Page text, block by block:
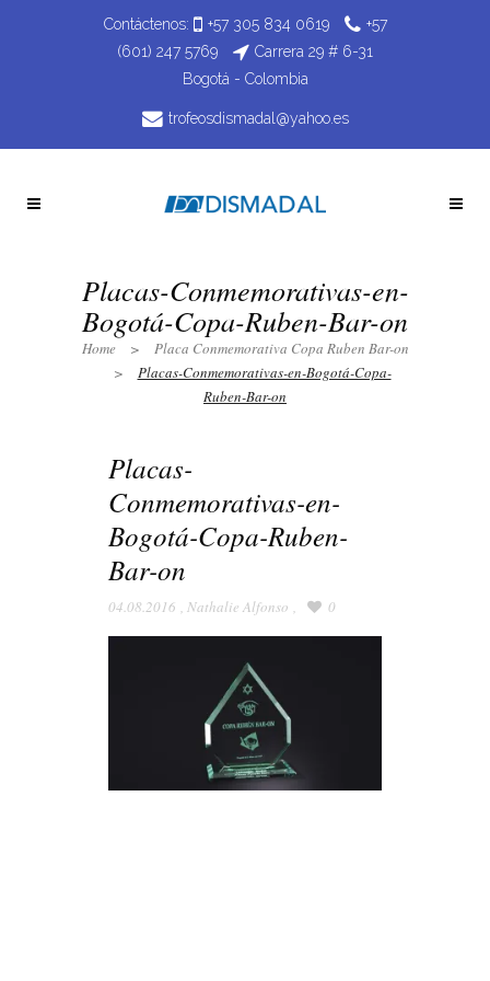
Contáctenos: +57 305 834 0619
+57
(601) 247 5769
Carrera 29 # 6-31
Bogotá - Colombia
trofeosdismadal@yahoo.es
Placas-Conmemorativas-en-
Bogotá-Copa-Ruben-Bar-on
Home >
Placa Conmemorativa Copa Ruben Bar-on
>
Placas-Conmemorativas-en-Bogotá-Copa-
Ruben-Bar-on
Placas-
Conmemorativas-en-
Bogotá-Copa-Ruben-
Bar-on
04.08.2016 , Nathalie Alfonso , 0